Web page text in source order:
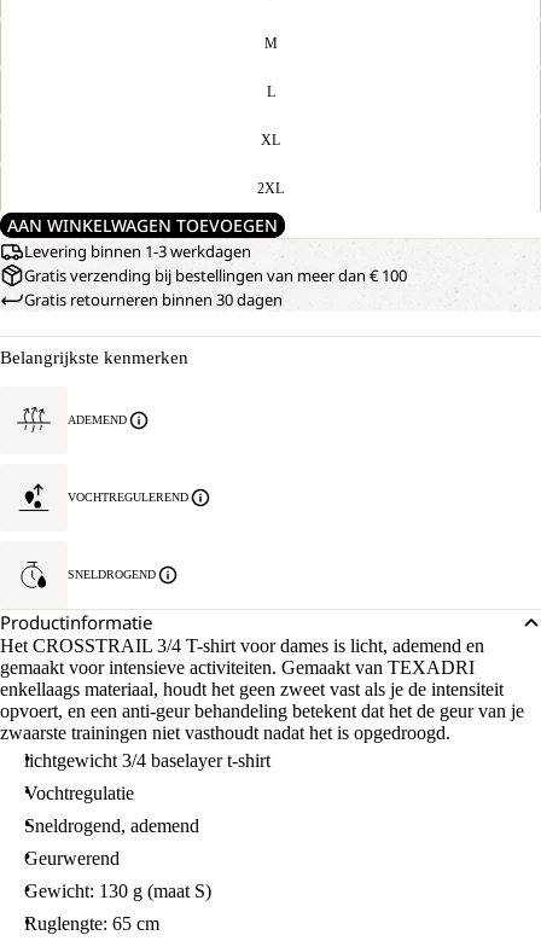
M
L
XL
2XL
AAN WINKELWAGEN TOEVOEGEN
Levering binnen 1-3 werkdagen
Gratis verzending bij bestellingen van meer dan € 100
Gratis retourneren binnen 30 dagen
Belangrijkste kenmerken
ADEMEND
VOCHTREGULEREND
SNELDROGEND
Productinformatie
Het CROSSTRAIL 3/4 T-shirt voor dames is licht, ademend en
gemaakt voor intensieve activiteiten. Gemaakt van TEXADRI
enkellaags materiaal, houdt het geen zweet vast als je de intensiteit
opvoert, en een anti-geur behandeling betekent dat het de geur van je
zwaarste trainingen niet vasthoudt nadat het is opgedroogd.
lichtgewicht 3/4 baselayer t-shirt
Vochtregulatie
Sneldrogend, ademend
Geurwerend
Gewicht: 130 g (maat S)
Ruglengte: 65 cm